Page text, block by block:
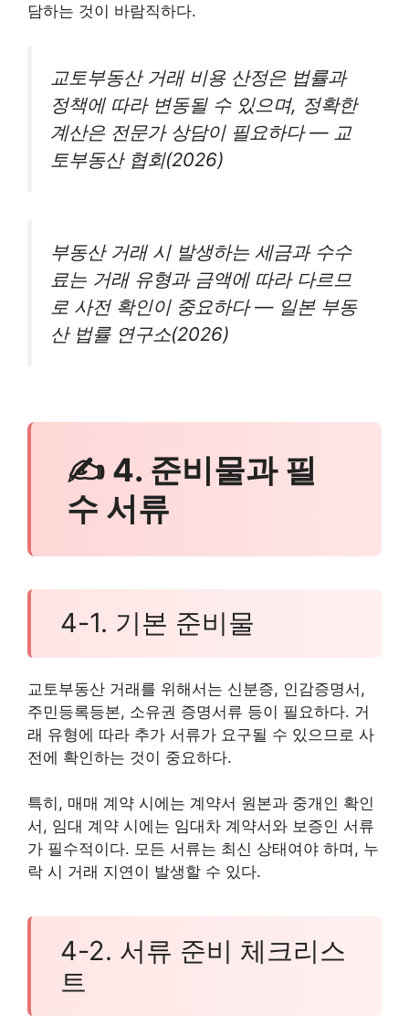
담하는 것이 바람직하다.
교토부동산 거래 비용 산정은 법률과
정책에 따라 변동될 수 있으며, 정확한
계산은 전문가 상담이 필요하다 — 교
토부동산 협회(2026)
부동산 거래 시 발생하는 세금과 수수
료는 거래 유형과 금액에 따라 다르므
로 사전 확인이 중요하다 — 일본 부동
산 법률 연구소(2026)
✍ 4. 준비물과 필
수 서류
4-1. 기본 준비물
교토부동산 거래를 위해서는 신분증, 인감증명서,
주민등록등본, 소유권 증명서류 등이 필요하다. 거
래 유형에 따라 추가 서류가 요구될 수 있으므로 사
전에 확인하는 것이 중요하다.
특히, 매매 계약 시에는 계약서 원본과 중개인 확인
서, 임대 계약 시에는 임대차 계약서와 보증인 서류
가 필수적이다. 모든 서류는 최신 상태여야 하며, 누
락 시 거래 지연이 발생할 수 있다.
4-2. 서류 준비 체크리스
트